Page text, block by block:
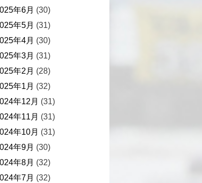
年6月 (30)
年5月 (31)
年4月 (30)
年3月 (31)
年2月 (28)
年1月 (32)
年12月 (31)
年11月 (31)
年10月 (31)
年9月 (30)
年8月 (32)
年7月 (32)